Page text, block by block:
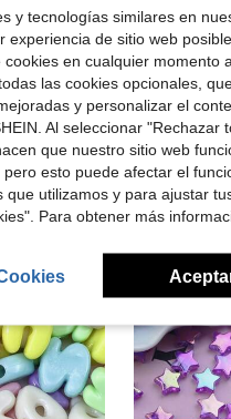
y tecnologías similares en
experiencia de sitio web
en cualquier momento
las cookies opcionales,
y personalizar el
Al seleccionar
que nuestro sitio web
esto puede afectar el
que utilizamos y para ajustar
Para obtener más